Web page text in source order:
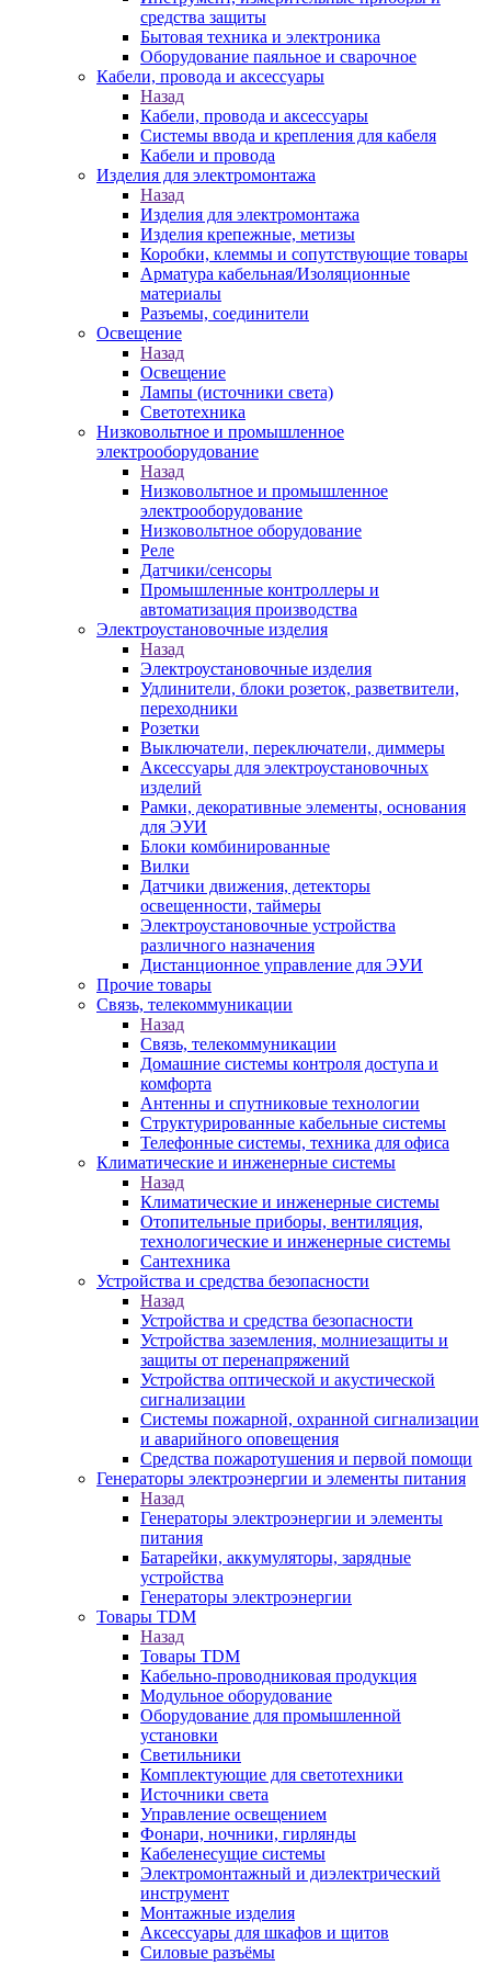
средства защиты
Бытовая техника и электроника
Оборудование паяльное и сварочное
Кабели, провода и аксессуары
Назад
Кабели, провода и аксессуары
Системы ввода и крепления для кабеля
Кабели и провода
Изделия для электромонтажа
Назад
Изделия для электромонтажа
Изделия крепежные, метизы
Коробки, клеммы и сопутствующие товары
Арматура кабельная/Изоляционные
материалы
Разъемы, соединители
Освещение
Назад
Освещение
Лампы (источники света)
Светотехника
Низковольтное и промышленное
электрооборудование
Назад
Низковольтное и промышленное
электрооборудование
Низковольтное оборудование
Реле
Датчики/сенсоры
Промышленные контроллеры и
автоматизация производства
Электроустановочные изделия
Назад
Электроустановочные изделия
Удлинители, блоки розеток, разветвители,
переходники
Розетки
Выключатели, переключатели, диммеры
Аксессуары для электроустановочных
изделий
Рамки, декоративные элементы, основания
для ЭУИ
Блоки комбинированные
Вилки
Датчики движения, детекторы
освещенности, таймеры
Электроустановочные устройства
различного назначения
Дистанционное управление для ЭУИ
Прочие товары
Связь, телекоммуникации
Назад
Связь, телекоммуникации
Домашние системы контроля доступа и
комфорта
Антенны и спутниковые технологии
Структурированные кабельные системы
Телефонные системы, техника для офиса
Климатические и инженерные системы
Назад
Климатические и инженерные системы
Отопительные приборы, вентиляция,
технологические и инженерные системы
Сантехника
Устройства и средства безопасности
Назад
Устройства и средства безопасности
Устройства заземления, молниезащиты и
защиты от перенапряжений
Устройства оптической и акустической
сигнализации
Системы пожарной, охранной сигнализации
и аварийного оповещения
Средства пожаротушения и первой помощи
Генераторы электроэнергии и элементы питания
Назад
Генераторы электроэнергии и элементы
питания
Батарейки, аккумуляторы, зарядные
устройства
Генераторы электроэнергии
Товары TDM
Назад
Товары TDM
Кабельно-проводниковая продукция
Модульное оборудование
Оборудование для промышленной
установки
Светильники
Комплектующие для светотехники
Источники света
Управление освещением
Фонари, ночники, гирлянды
Кабеленесущие системы
Электромонтажный и диэлектрический
инструмент
Монтажные изделия
Аксессуары для шкафов и щитов
Силовые разъёмы